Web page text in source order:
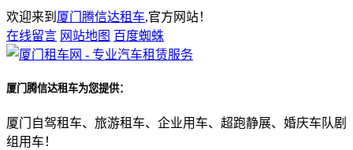
欢迎来到 厦门腾信达租车,官方网站！
在线留言 网站地图 百度蜘蛛
厦门腾信达租车为您提供：
厦门自驾租车、旅游租车、企业用车、超跑静展、婚庆车队剧
组用车！